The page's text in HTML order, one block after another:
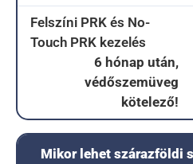
Felszíni PRK és No-
Touch PRK kezelés
6 hónap után,
védőszemüveg
kötelező!
Mikor lehet szárazföldi